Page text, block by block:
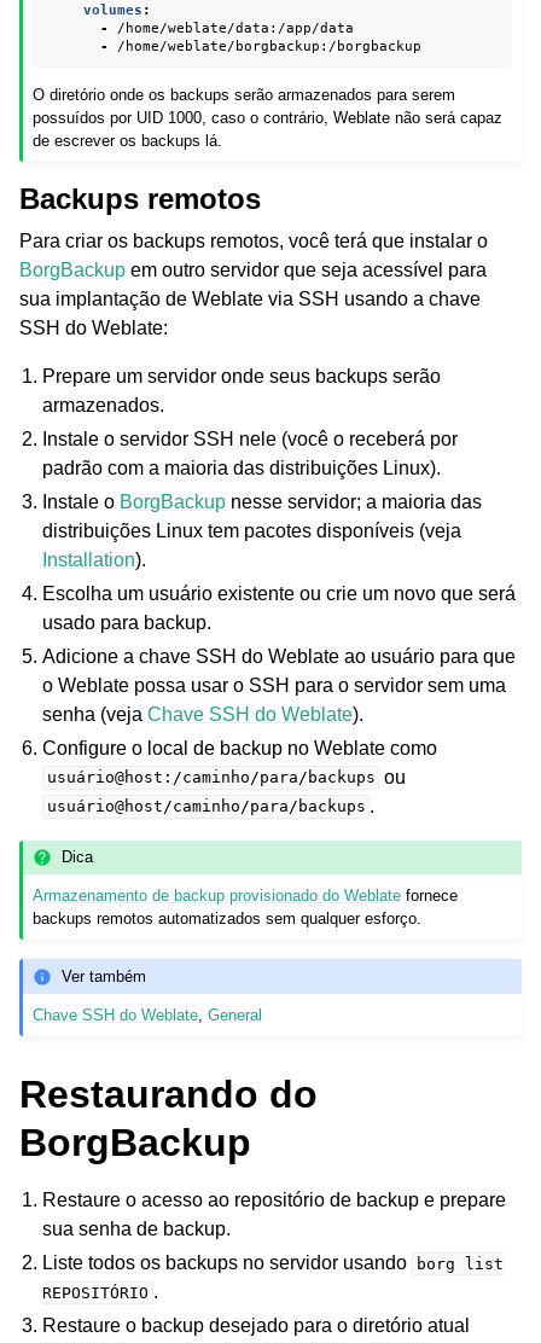
volumes :
-
/home/weblate/data:/app/data
-
/home/weblate/borgbackup:/borgbackup
O diretório onde os backups serão armazenados para serem
possuídos por UID 1000, caso o contrário, Weblate não será capaz
de escrever os backups lá.
Backups remotos
Para criar os backups remotos, você terá que instalar o
BorgBackup em outro servidor que seja acessível para
sua implantação de Weblate via SSH usando a chave
SSH do Weblate:
Prepare um servidor onde seus backups serão
armazenados.
Instale o servidor SSH nele (você o receberá por
padrão com a maioria das distribuições Linux).
Instale o BorgBackup nesse servidor; a maioria das
distribuições Linux tem pacotes disponíveis (veja
Installation).
Escolha um usuário existente ou crie um novo que será
usado para backup.
Adicione a chave SSH do Weblate ao usuário para que
o Weblate possa usar o SSH para o servidor sem uma
senha (vejaChave SSH do Weblate).
Configure o local de backup no Weblate como
usuário@host:/caminho/para/backups ou
usuário@host/caminho/para/backups .
Dica
Armazenamento de backup provisionado do Weblate fornece
backups remotos automatizados sem qualquer esforço.
Ver também
Chave SSH do Weblate,General
Restaurando do
BorgBackup
Restaure o acesso ao repositório de backup e prepare
sua senha de backup.
Liste todos os backups no servidor usando
borg
list
REPOSITÓRIO .
Restaure o backup desejado para o diretório atual